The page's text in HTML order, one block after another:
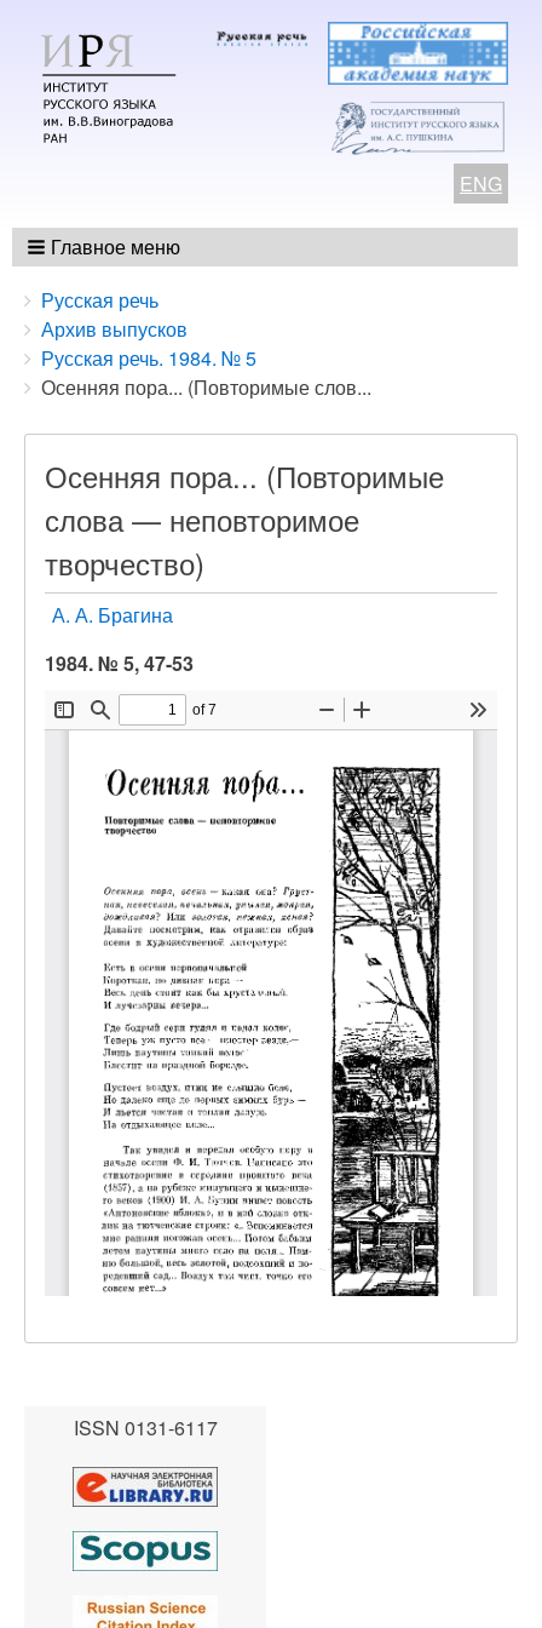
ENG
Главное меню
Breadcrumbs
You
are
here:
Русская речь
Архив выпусков
Русская речь. 1984. № 5
Осенняя пора... (Повторимые слов...
Осенняя пора... (Повторимые
слова — неповторимое
творчество)
А. А. Брагина
1984. № 5, 47-53
ISSN 0131-6117